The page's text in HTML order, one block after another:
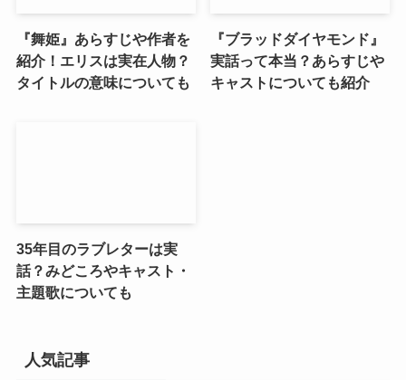
『舞姫』あらすじや作者を
紹介！エリスは実在人物？
タイトルの意味についても
『ブラッドダイヤモンド』
実話って本当？あらすじや
キャストについても紹介
35年目のラブレターは実
話？みどころやキャスト・
主題歌についても
人気記事